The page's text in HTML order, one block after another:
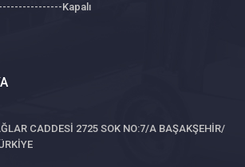
Kapalı
CADDESİ 2725 SOK NO:7/A BAŞAKŞEHİR/